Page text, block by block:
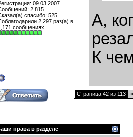
09.03.2007
2,815
спасибо: 525
2,297 раз(а) в
сообщениях
А,
К
Страница 42 из 113 «
права в разделе